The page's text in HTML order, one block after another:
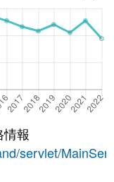
報
servlet/